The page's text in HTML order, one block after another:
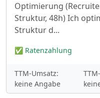
Optimierung
Struktur, 48h) Ich
Struktur d...
✅ Ratenzahlung
TTM-Umsatz:
keine Angabe